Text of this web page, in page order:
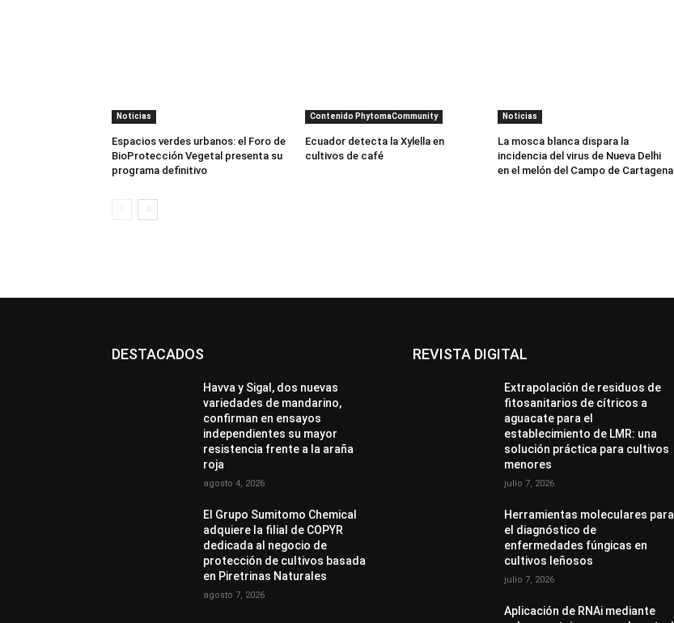
Noticias
Espacios verdes urbanos: el Foro de
BioProtección Vegetal presenta su
programa definitivo
Contenido PhytomaCommunity
Ecuador detecta la Xylella en
cultivos de café
Noticias
La mosca blanca dispara la
incidencia del virus de Nueva Delhi
en el melón del Campo de Cartagena
DESTACADOS
Havva y Sigal, dos nuevas
variedades de mandarino,
confirman en ensayos
independientes su mayor
resistencia frente a la araña
roja
agosto 4, 2026
El Grupo Sumitomo Chemical
adquiere la filial de COPYR
dedicada al negocio de
protección de cultivos basada
en Piretrinas Naturales
agosto 7, 2026
REVISTA DIGITAL
Extrapolación de residuos de
fitosanitarios de cítricos a
aguacate para el
establecimiento de LMR: una
solución práctica para cultivos
menores
julio 7, 2026
Herramientas moleculares para
el diagnóstico de
enfermedades fúngicas en
cultivos leñosos
julio 7, 2026
Aplicación de RNAi mediante